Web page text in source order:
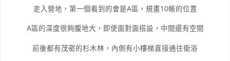
走入營地，第一個看到的會是A區，規畫10帳的位置
A區的深度很夠腹地大，即使面對面搭設，中間還有空間
前後都有茂密的杉木林，內側有小樓梯直接通往衛浴